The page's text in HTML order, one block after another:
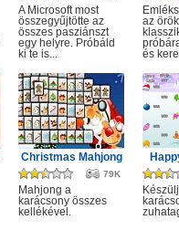
A Microsoft most
összegyűjtötte az
összes pasziánszt
egy helyre. Próbáld
ki te is...
az örök
és
Christmas Mahjong
79K
Mahjong a
karácsony összes
kellékével.